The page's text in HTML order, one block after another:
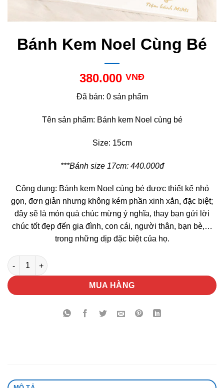
Bánh Kem Noel Cùng Bé
380.000 VNĐ
Đã bán: 0 sản phẩm
Tên sản phẩm: Bánh kem Noel cùng bé
Size: 15cm
***Bánh size 17cm: 440.000đ
Công dụng: Bánh kem Noel cùng bé được thiết kế nhỏ
gọn, đơn giản nhưng không kém phần xinh xắn, đặc biệt;
đây sẽ là món quà chúc mừng ý nghĩa, thay bạn gửi lời
chúc tốt đẹp đến gia đình, con cái, người thân, bạn bè,…
trong những dịp đặc biệt của họ.
Bánh Kem Noel Cùng Bé số lượng
MUA HÀNG